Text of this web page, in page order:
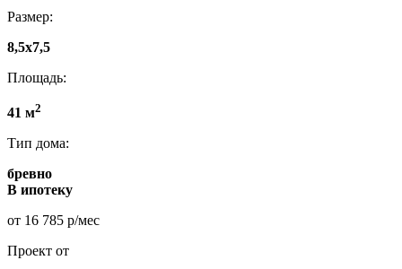
Размер:
8,5x7,5
Площадь:
41 м2
Тип дома:
бревно
В ипотеку
от 16 785 р/мес
Проект от